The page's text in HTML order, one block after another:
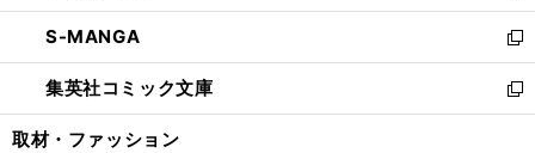
開
く
ウ
で
開
く
ン
ド
ウ
で
開
ウ
ィ
ン
ド
ウ
し
い
ウ
ィ
ン
S-MANGA
新
し
い
ウ
集英社コミック文庫
新
し
取材・ファッション